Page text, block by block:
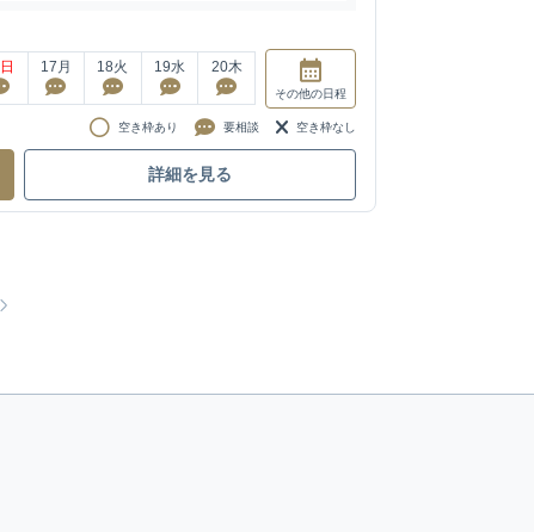
日 17 月 18火 19水 20木
その他の日程
空き枠あり 要相談 空き枠なし
詳細を見る